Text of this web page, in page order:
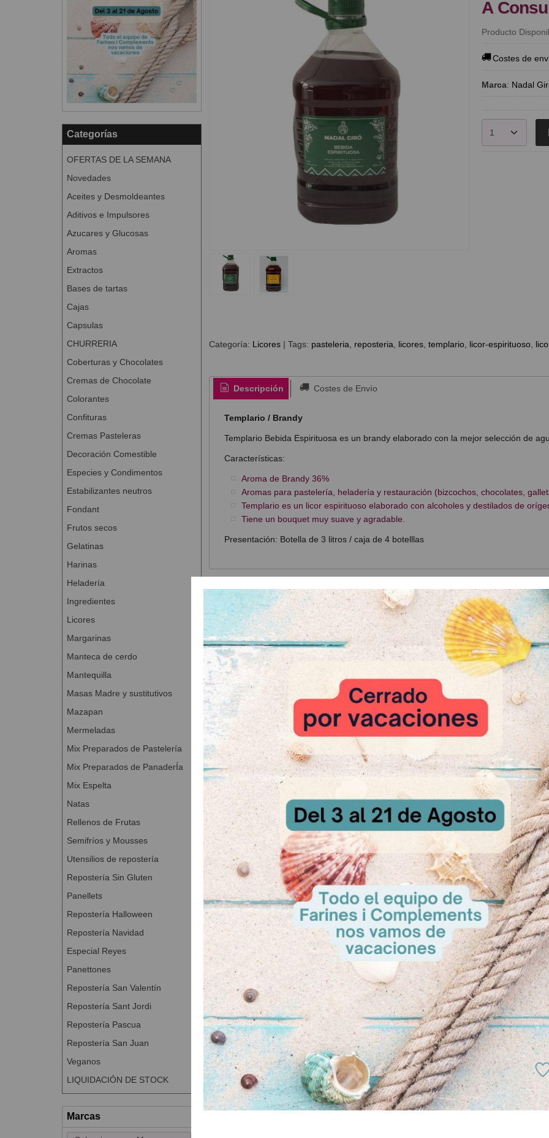
Categorías
OFERTAS DE LA SEMANA
Novedades
Aceites y Desmoldeantes
Aditivos e Impulsores
Azucares y Glucosas
Aromas
Extractos
Bases de tartas
Cajas
Capsulas
CHURRERIA
Coberturas y Chocolates
Cremas de Chocolate
Colorantes
Confituras
Cremas Pasteleras
Decoración Comestible
Especies y Condimentos
Estabilizantes neutros
Fondant
Frutos secos
Gelatinas
Harinas
Heladería
Ingredientes
Licores
Margarinas
Manteca de cerdo
Mantequilla
Masas Madre y sustitutivos
Mazapan
Mermeladas
Mix Preparados de Pastelería
Mix Preparados de PanaderÍa
Mix Espelta
Natas
Rellenos de Frutas
Semifríos y Mousses
Utensilios de repostería
Repostería Sin Gluten
Panellets
Repostería Halloween
Repostería Navidad
Especial Reyes
Panettones
Repostería San Valentín
Repostería Sant Jordi
Repostería Pascua
Repostería San Juan
Veganos
LIQUIDACIÓN DE STOCK
Marcas
A
Producto
Costes de
Marca: Nadal
Categoría: Licores| Tags: pasteleria reposteria licores templario licor-espirituoso
Descripción Costes de Envío
Templario / Brandy
Templario Bebida Espirituosa es un brandy elaborado con la mejor selección de
Características:
Aroma de Brandy 36%
Aromas para pastelería, heladería y restauración (bizcochos, chocolates,
Templario es un licor espirituoso elaborado con alcoholes y destilados de
Tiene un bouquet muy suave y agradable.
Presentación: Botella de 3 litros / caja de 4 botelllas
Productos Relacionados
Aromapaste de Plátano
A Consultar
Estrellas multicolor
A Consultar
A